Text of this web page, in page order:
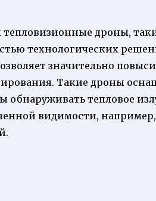
тепловизионные дроны,
технологических
значительно
Такие дроны
обнаруживать тепловое
видимости,